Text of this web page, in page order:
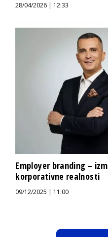
28/04/2026 | 12:33
Employer branding –
korporativne realnosti
09/12/2025 | 11:00